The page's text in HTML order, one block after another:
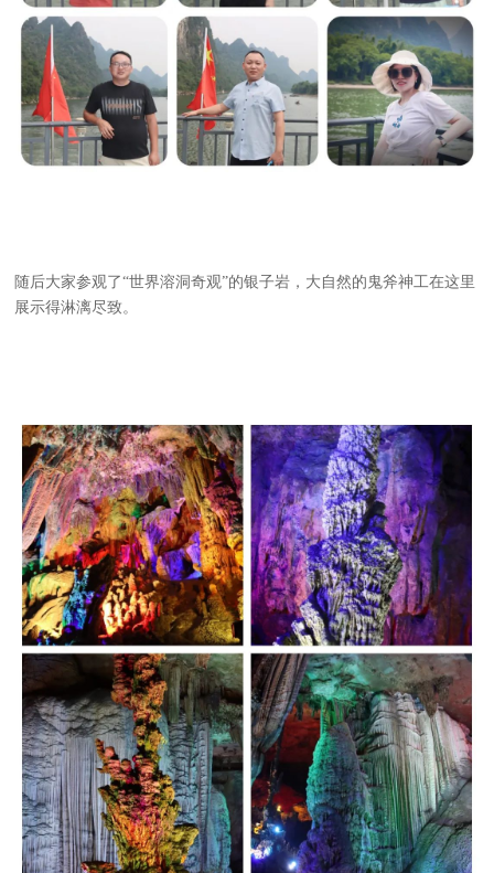
随后大家参观了“世界溶洞奇观”的银子岩，大自然的鬼斧神工在这里
展示得淋漓尽致。